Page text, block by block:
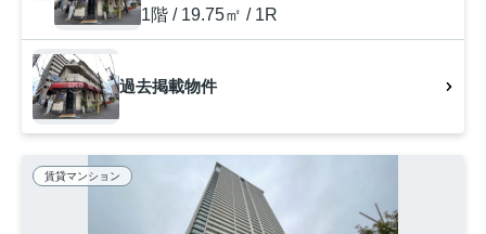
1階 / 19.75㎡ / 1R
過去掲載物件
賃貸マンション